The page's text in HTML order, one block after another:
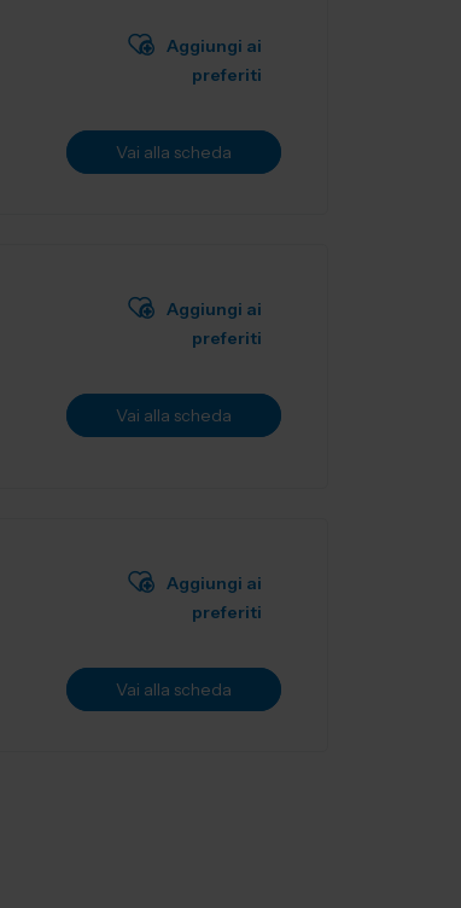
Aggiungi ai
preferiti
Vai alla scheda
Aggiungi ai
preferiti
Vai alla scheda
Aggiungi ai
preferiti
Vai alla scheda